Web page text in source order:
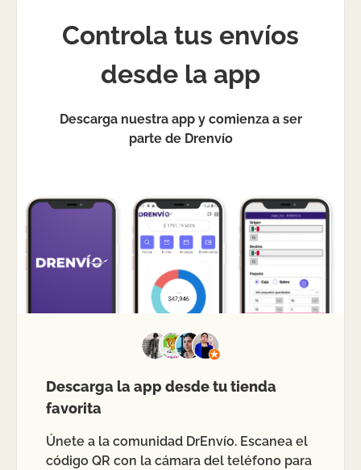
Controla tus envíos
desde la app
Descarga nuestra app y comienza a ser
parte de Drenvío
Descarga la app desde tu tienda
favorita
Únete a la comunidad DrEnvío. Escanea el
código QR con la cámara del teléfono para